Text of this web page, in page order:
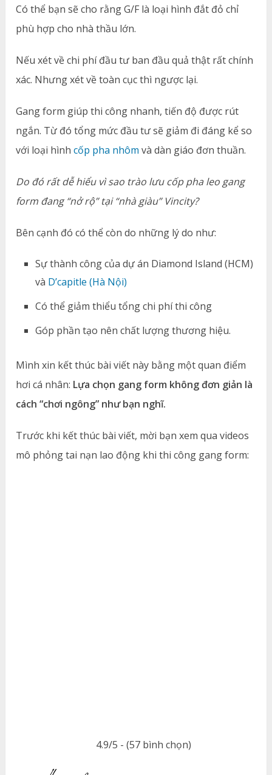
Có thể bạn sẽ cho rằng G/F là loại hình đắt đỏ chỉ
phù hợp cho nhà thầu lớn.
Nếu xét về chi phí đầu tư ban đầu quả thật rất chính
xác. Nhưng xét về toàn cục thì ngược lại.
Gang form giúp thi công nhanh, tiến độ được rút
ngắn. Từ đó tổng mức đầu tư sẽ giảm đi đáng kể so
với loại hìnhcốp pha nhôm và dàn giáo đơn thuần.
Do đó rất dễ hiểu vì sao trào lưu cốp pha leo gang
form đang “nở rộ” tại “nhà giàu” Vincity?
Bên cạnh đó có thể còn do những lý do như:
Sự thành công của dự án Diamond Island (HCM)
và D’capitle (Hà Nội)
Có thể giảm thiểu tổng chi phí thi công
Góp phần tạo nên chất lượng thương hiệu.
Mình xin kết thúc bài viết này bằng một quan điểm
hơi cá nhân: Lựa chọn gang form không đơn giản là
cách “chơi ngông” như bạn nghĩ.
Trước khi kết thúc bài viết, mời bạn xem qua videos
mô phỏng tai nạn lao động khi thi công gang form:
4.9/5 - (57 bình chọn)